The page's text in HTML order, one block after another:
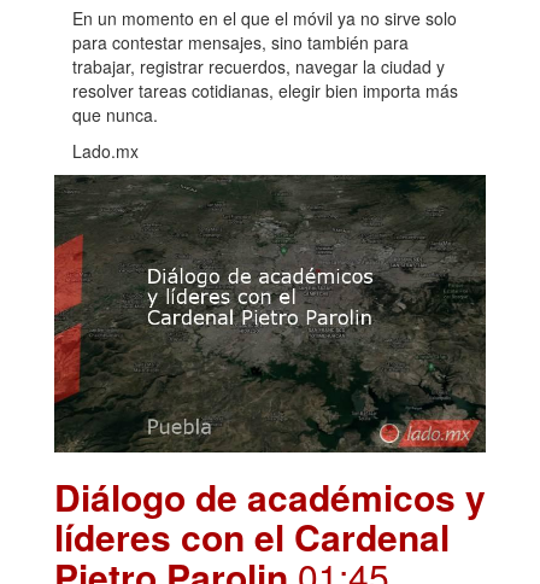
En un momento en el que el móvil ya no sirve solo
para contestar mensajes, sino también para
trabajar, registrar recuerdos, navegar la ciudad y
resolver tareas cotidianas, elegir bien importa más
que nunca.
Lado.mx
Diálogo de académicos y
líderes con el Cardenal